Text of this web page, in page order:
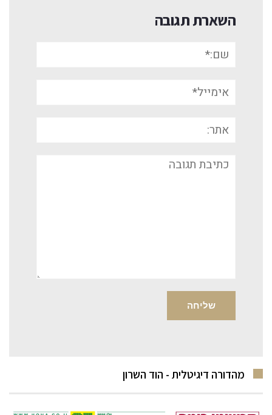
השארת תגובה
אימייל*
תגובה
מהדורה דיגיטלית - הוד השרון